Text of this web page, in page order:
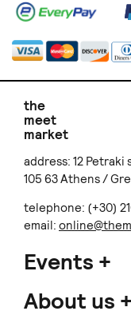
the
meet
market
address: 12 Petraki
105 63 Athens /
telephone: (+30)
email:
Events
About us